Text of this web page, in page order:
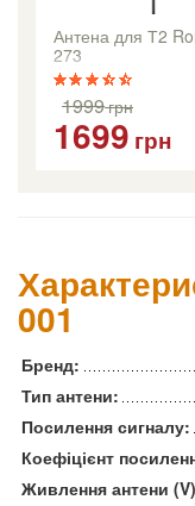
Антена для Т2
273
1999грн
1699 грн
001
Бренд:
Тип антени:
Посилення сигналу:
Коефіцієнт
Живлення антени